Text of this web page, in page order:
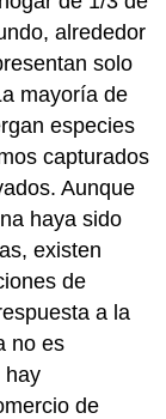
alrededor
solo
mayoría de
especies
capturados
Aunque
haya sido
existen
de
a la
no es
hay
de